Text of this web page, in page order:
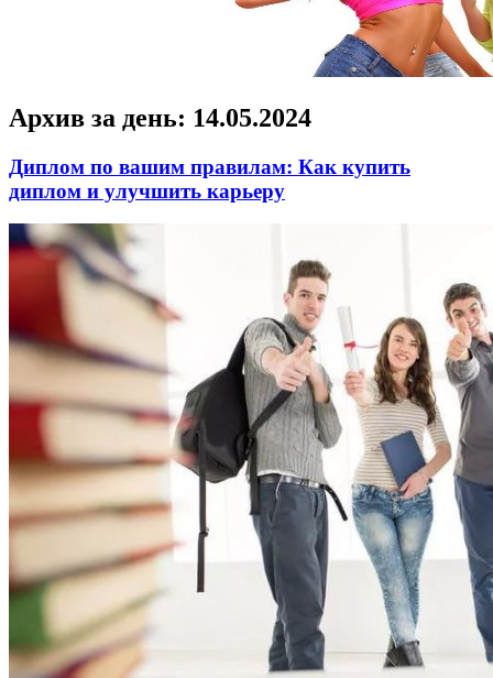
Архив за день: 14.05.2024
Диплом по вашим правилам: Как купить
диплом и улучшить карьеру